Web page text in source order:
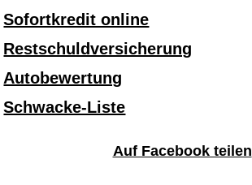
Sofortkredit online
Restschuldversicherung
Autobewertung
Schwacke-Liste
Auf Facebook teilen